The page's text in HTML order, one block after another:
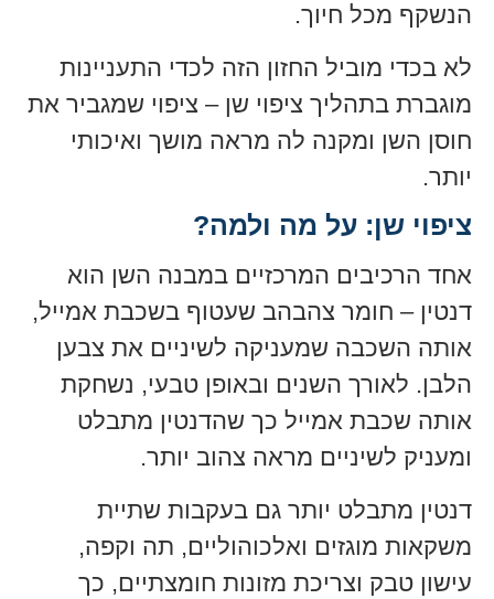
הנשקף מכל חיוך.
לא בכדי מוביל החזון הזה לכדי התעניינות
מוגברת בתהליך ציפוי שן – ציפוי שמגביר את
חוסן השן ומקנה לה מראה מושך ואיכותי
יותר.
ציפוי שן: על מה ולמה?
אחד הרכיבים המרכזיים במבנה השן הוא
דנטין – חומר צהבהב שעטוף בשכבת אמייל,
אותה השכבה שמעניקה לשיניים את צבען
הלבן. לאורך השנים ובאופן טבעי, נשחקת
אותה שכבת אמייל כך שהדנטין מתבלט
ומעניק לשיניים מראה צהוב יותר.
דנטין מתבלט יותר גם בעקבות שתיית
משקאות מוגזים ואלכוהוליים, תה וקפה,
עישון טבק וצריכת מזונות חומצתיים, כך